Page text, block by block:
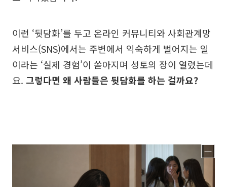
이런 ‘뒷담화’를 두고 온라인 커뮤니티와 사회관계망
서비스(SNS)에서는 주변에서 익숙하게 벌어지는 일
이라는 ‘실제 경험’이 쏟아지며 성토의 장이 열렸는데
요. 그렇다면 왜 사람들은 뒷담화를 하는 걸까요?